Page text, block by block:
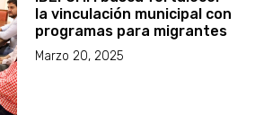
la vinculación municipal con
programas para migrantes
Marzo 20, 2025